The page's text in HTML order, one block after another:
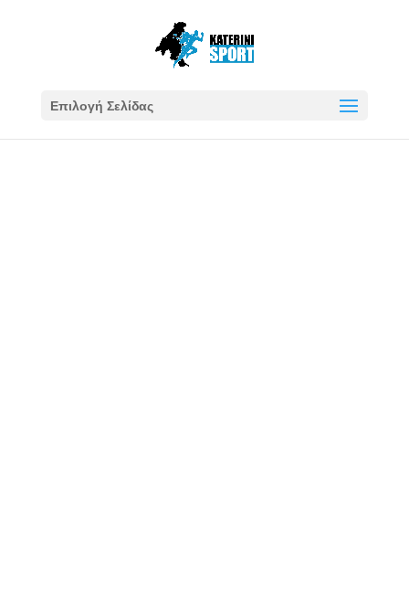
Επιλογή Σελίδας